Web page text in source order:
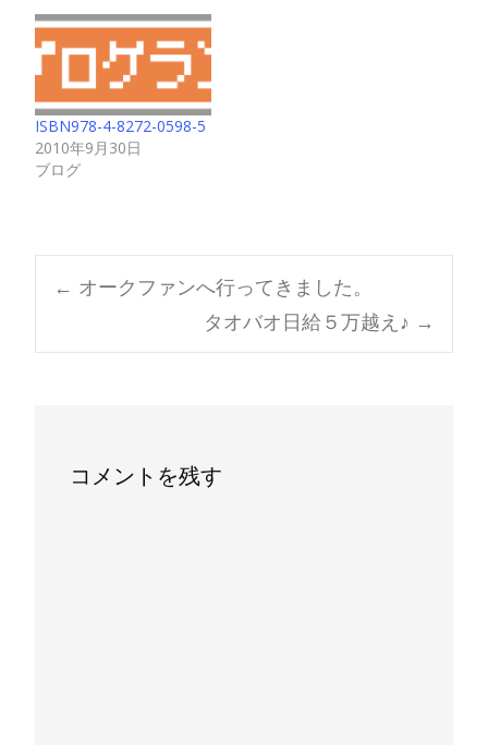
ISBN978-4-8272-0598-5
2010年9月30日
ブログ
Post
navigation
← オークファンへ行ってきました。
タオバオ日給５万越え♪ →
コメントを残す